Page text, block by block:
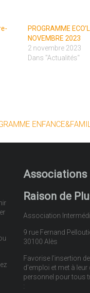
PROGRAMME
NOVEMBRE 2023
2 novembre 2023
Dans "Actualités"
Associations
Raison de
Association
9 rue Fernand
30100 Alès
Favorise l'insertion
d'emploi et met à
personnel pour tous
: